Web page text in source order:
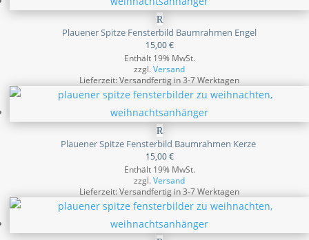
Plauener Spitze Fensterbild Baumrahmen Engel
15,00€
Enthält 19% MwSt.
zzgl.Versand
Lieferzeit: Versandfertig in 3-7 Werktagen
Plauener Spitze Fensterbild Baumrahmen Kerze
15,00€
Enthält 19% MwSt.
zzgl.Versand
Lieferzeit: Versandfertig in 3-7 Werktagen